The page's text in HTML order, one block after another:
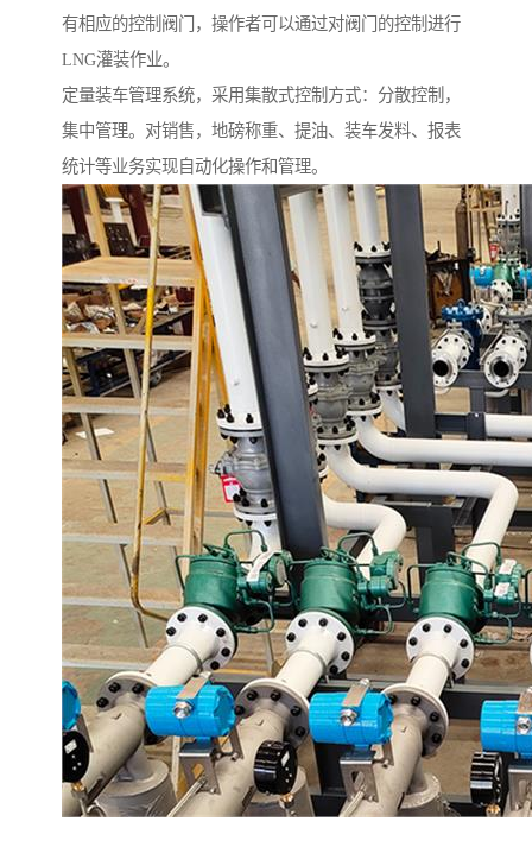
有相应的控制阀门，操作者可以通过对阀门的控制进行
LNG灌装作业。
定量装车管理系统，采用集散式控制方式：分散控制，
集中管理。对销售，地磅称重、提油、装车发料、报表
统计等业务实现自动化操作和管理。